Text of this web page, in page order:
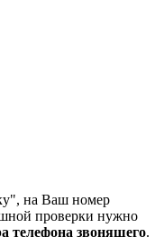
на Ваш номер
проверки нужно
телефона звонящего.